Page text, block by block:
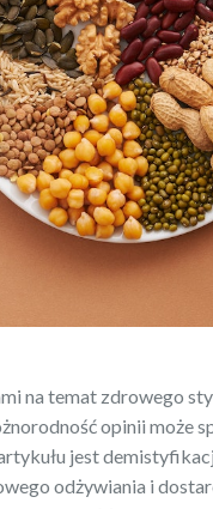
na temat zdrowego
opinii może
jest
odżywiania i